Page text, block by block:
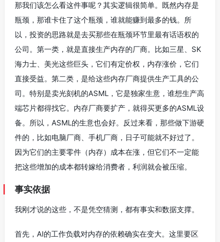
那我们该怎么看这件事呢？其实逻辑很简单。既然内存是
瓶颈，那谁卡住了这个瓶颈，谁就能赚到最多的钱。所
以，投资的思路就是去买那些在瓶颈环节里最有话语权的
公司。第一类，就是直接生产内存的厂商。比如三星、SK
海力士、美光这些巨头，它们有定价权，内存涨价，它们
直接受益。第二类，是给这些内存厂商提供生产工具的公
司。特别是卖光刻机的ASML，它是独家生意，谁想生产高
端芯片都得找它。内存厂商要扩产，就得买更多的ASML设
备。所以，ASML的生意也会好。反过来看，那些做下游硬
件的，比如电脑厂商、手机厂商，日子可能就不好过了。
因为它们的主要零件（内存）成本在涨，但它们不一定能
把这些增加的成本都转嫁给消费者，利润就会被压缩。
事实依据
我刚才说的这些，不是凭空猜测，都有事实和数据支撑。
首先，AI的工作负载对内存的依赖确实在变大。这里要区